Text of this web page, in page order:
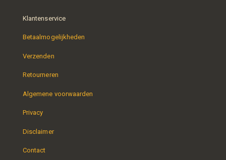
Klantenservice
Betaalmogelijkheden
Verzenden
Retourneren
Algemene voorwaarden
Privacy
Disclaimer
Contact